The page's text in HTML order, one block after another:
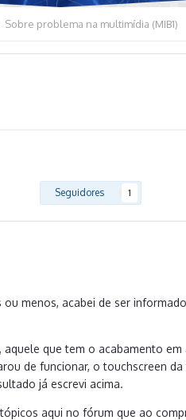
Sobre problema na multimídia (MIB1)
Seguidores 1
menos, acabei de ser
que tem o acabamento
de funcionar, o touchscreen
já escrevi acima.
aqui no fórum que ao